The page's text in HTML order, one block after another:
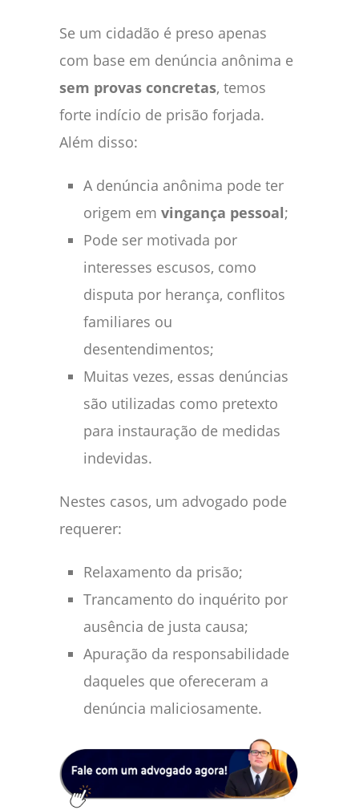
Se um cidadão é preso apenas
com base em denúncia anônima e
sem provas concretas, temos
forte indício de prisão forjada.
Além disso:
A denúncia anônima pode ter
origem em vingança pessoal;
Pode ser motivada por
interesses escusos, como
disputa por herança, conflitos
familiares ou
desentendimentos;
Muitas vezes, essas denúncias
são utilizadas como pretexto
para instauração de medidas
indevidas.
Nestes casos, um advogado pode
requerer:
Relaxamento da prisão;
Trancamento do inquérito por
ausência de justa causa;
Apuração da responsabilidade
daqueles que ofereceram a
denúncia maliciosamente.